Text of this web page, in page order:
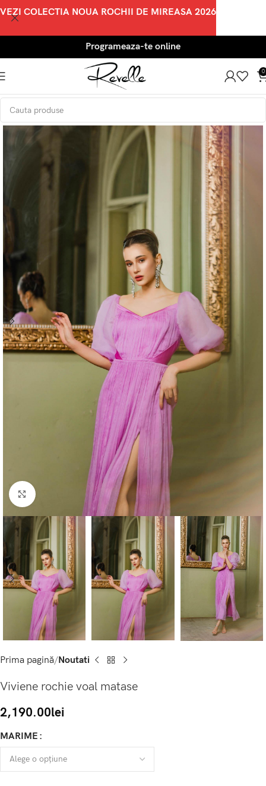
Programeaza-te online
0
Click to enlarge
Prima pagină Noutati
Viviene rochie voal matase
2,190.00lei
MARIME
VEZI COLECTIA NOUA ROCHII DE MIREASA 2026